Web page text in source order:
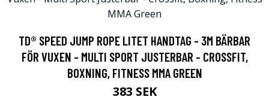
TD® SPEED JUMP ROPE LITET HANDTAG - 3M BÄRBAR
FÖR VUXEN - MULTI SPORT JUSTERBAR - CROSSFIT,
BOXNING, FITNESS MMA GREEN
383 SEK